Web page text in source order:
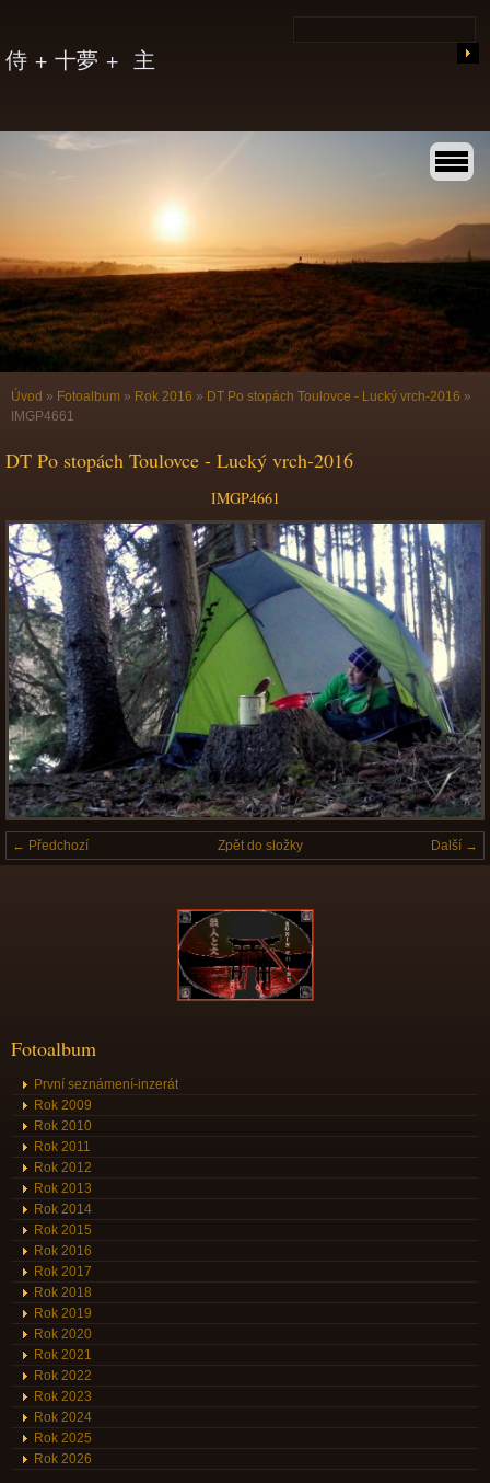
侍 + 十夢 + 主
Úvod » Fotoalbum » Rok 2016 » DT Po stopách Toulovce - Lucký vrch-2016 »
IMGP4661
DT Po stopách Toulovce - Lucký vrch-2016
IMGP4661
← Předchozí Další →
Zpět do složky
Fotoalbum
První seznámení-inzerát
Rok 2009
Rok 2010
Rok 2011
Rok 2012
Rok 2013
Rok 2014
Rok 2015
Rok 2016
Rok 2017
Rok 2018
Rok 2019
Rok 2020
Rok 2021
Rok 2022
Rok 2023
Rok 2024
Rok 2025
Rok 2026